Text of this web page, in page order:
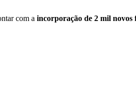
com a incorporação de 2 mil novos